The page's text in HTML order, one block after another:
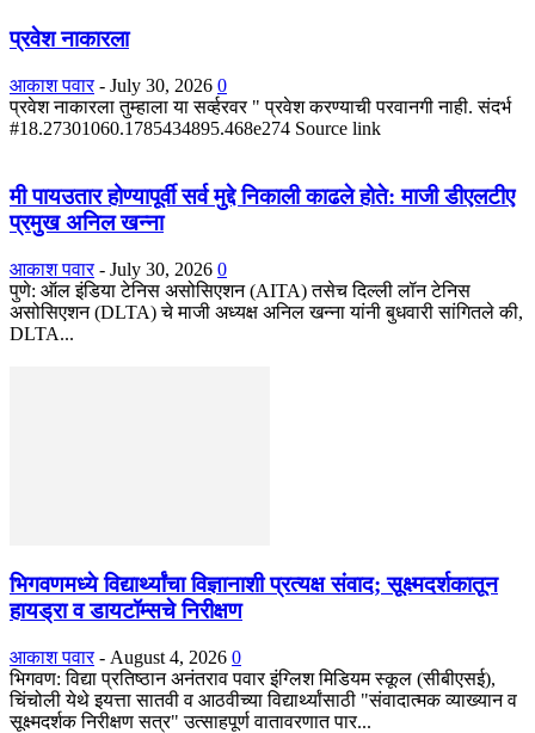
प्रवेश नाकारला
आकाश पवार - July 30, 2026 0
प्रवेश नाकारला तुम्हाला या सर्व्हरवर " प्रवेश करण्याची परवानगी नाही. संदर्भ
#18.27301060.1785434895.468e274 Source link
मी पायउतार होण्यापूर्वी सर्व मुद्दे निकाली काढले होते: माजी डीएलटीए
प्रमुख अनिल खन्ना
आकाश पवार - July 30, 2026 0
पुणे: ऑल इंडिया टेनिस असोसिएशन (AITA) तसेच दिल्ली लॉन टेनिस
असोसिएशन (DLTA) चे माजी अध्यक्ष अनिल खन्ना यांनी बुधवारी सांगितले की,
DLTA...
भिगवणमध्ये विद्यार्थ्यांचा विज्ञानाशी प्रत्यक्ष संवाद; सूक्ष्मदर्शकातून
हायड्रा व डायटॉम्सचे निरीक्षण
आकाश पवार - August 4, 2026 0
भिगवण: विद्या प्रतिष्ठान अनंतराव पवार इंग्लिश मिडियम स्कूल (सीबीएसई),
चिंचोली येथे इयत्ता सातवी व आठवीच्या विद्यार्थ्यांसाठी "संवादात्मक व्याख्यान व
सूक्ष्मदर्शक निरीक्षण सत्र" उत्साहपूर्ण वातावरणात पार...